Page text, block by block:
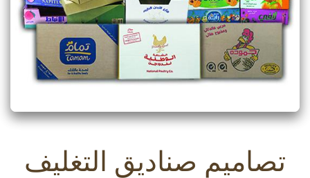
تصاميم صناديق التغليف